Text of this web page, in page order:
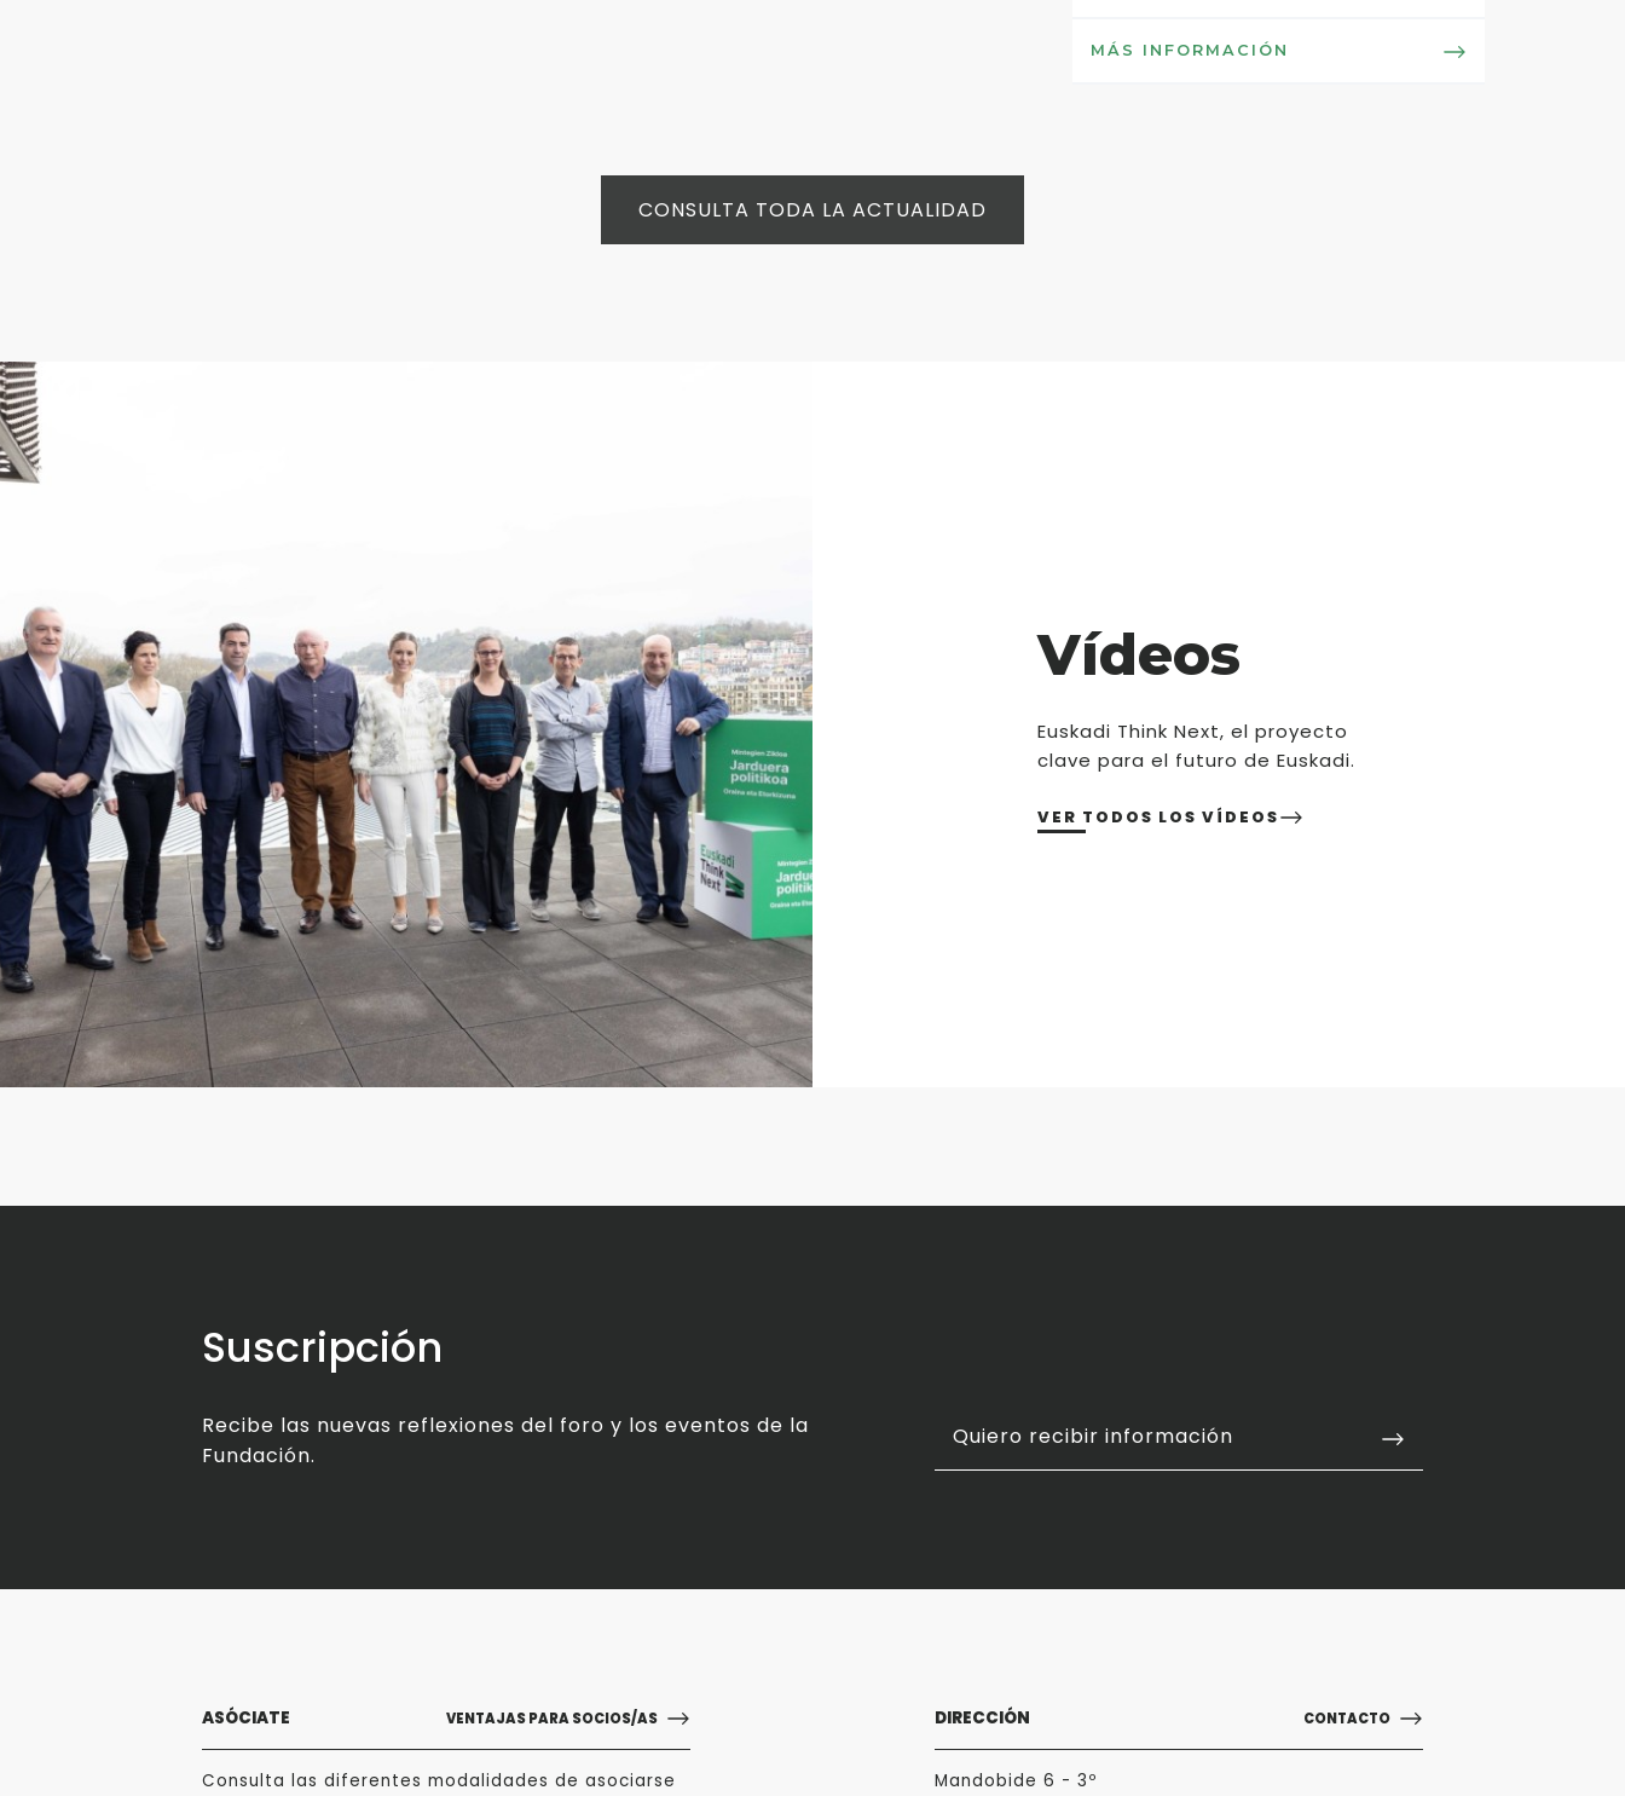
MÁS INFORMACIÓN
CONSULTA TODA LA ACTUALIDAD
Vídeos
Euskadi Think Next, el proyecto
clave para el futuro de Euskadi.
VER TODOS LOS VÍDEOS
Suscripción
Recibe las nuevas reflexiones del foro y los eventos de la
Fundación.
Quiero recibir información
ASÓCIATE VENTAJAS PARA SOCIOS/AS
Consulta las diferentes modalidades de asociarse
DIRECCIÓN CONTACTO
Mandobide 6 - 3º